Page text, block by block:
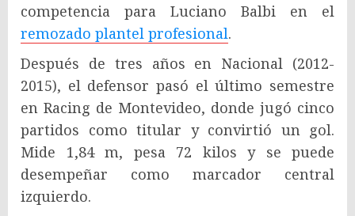
competencia para Luciano Balbi en el
remozado plantel profesional.
Después de tres años en Nacional (2012-
2015), el defensor pasó el último semestre
en Racing de Montevideo, donde jugó cinco
partidos como titular y convirtió un gol.
Mide 1,84 m, pesa 72 kilos y se puede
desempeñar como marcador central
izquierdo.